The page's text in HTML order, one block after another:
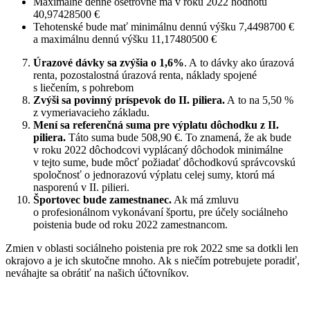
40,97428500 €
Tehotenské bude mať minimálnu dennú výšku 7,4498700 €
a maximálnu dennú výšku 11,17480500 €
Úrazové dávky sa zvýšia o 1,6%. A to dávky ako úrazová
renta, pozostalostná úrazová renta, náklady spojené
s liečením, s pohrebom
Zvýši sa povinný príspevok do II. piliera. A to na 5,50 %
z vymeriavacieho základu.
Mení sa referenčná suma pre výplatu dôchodku z II.
piliera. Táto suma bude 508,90 €. To znamená, že ak bude
v roku 2022 dôchodcovi vyplácaný dôchodok minimálne
v tejto sume, bude môcť požiadať dôchodkovú správcovskú
spoločnosť o jednorazovú výplatu celej sumy, ktorú má
nasporenú v II. pilieri.
Športovec bude zamestnanec. Ak má zmluvu
o profesionálnom vykonávaní športu, pre účely sociálneho
poistenia bude od roku 2022 zamestnancom.
Zmien v oblasti sociálneho poistenia pre rok 2022 sme sa dotkli len
okrajovo a je ich skutočne mnoho. Ak s niečím potrebujete poradiť,
neváhajte sa obrátiť na našich účtovníkov.